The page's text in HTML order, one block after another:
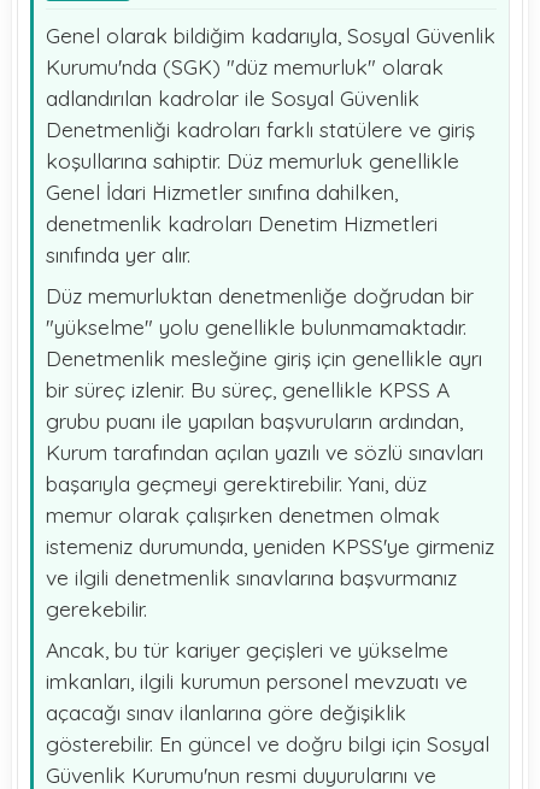
Genel olarak bildiğim kadarıyla, Sosyal Güvenlik
Kurumu'nda (SGK) "düz memurluk" olarak
adlandırılan kadrolar ile Sosyal Güvenlik
Denetmenliği kadroları farklı statülere ve giriş
koşullarına sahiptir. Düz memurluk genellikle
Genel İdari Hizmetler sınıfına dahilken,
denetmenlik kadroları Denetim Hizmetleri
sınıfında yer alır.
Düz memurluktan denetmenliğe doğrudan bir
"yükselme" yolu genellikle bulunmamaktadır.
Denetmenlik mesleğine giriş için genellikle ayrı
bir süreç izlenir. Bu süreç, genellikle KPSS A
grubu puanı ile yapılan başvuruların ardından,
Kurum tarafından açılan yazılı ve sözlü sınavları
başarıyla geçmeyi gerektirebilir. Yani, düz
memur olarak çalışırken denetmen olmak
istemeniz durumunda, yeniden KPSS'ye girmeniz
ve ilgili denetmenlik sınavlarına başvurmanız
gerekebilir.
Ancak, bu tür kariyer geçişleri ve yükselme
imkanları, ilgili kurumun personel mevzuatı ve
açacağı sınav ilanlarına göre değişiklik
gösterebilir. En güncel ve doğru bilgi için Sosyal
Güvenlik Kurumu'nun resmi duyurularını ve